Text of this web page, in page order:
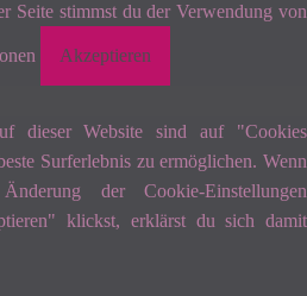
Seite stimmst du der Verwendung von
Akzeptieren
dieser Website sind auf "Cookies
Surferlebnis zu ermöglichen. Wenn
der Cookie-Einstellungen
klickst, erklärst du sich damit